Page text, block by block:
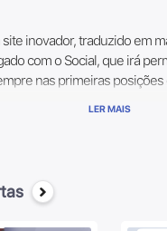
inovador, traduzido em
com o Social, que irá
nas primeiras posições
conteúdo em mais de 20
motores de busca a nível
LER MAIS